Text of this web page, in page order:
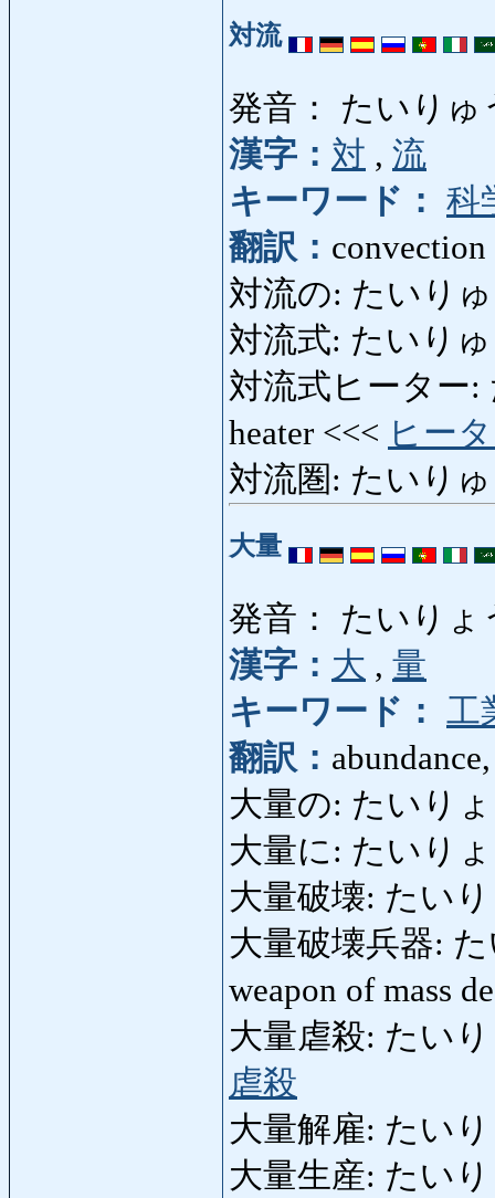
対流
発音： たいりゅ
漢字： 対 , 流
キーワード： 科
翻訳： convection
対流の: たいり
対流式: たいり
対流式ヒーター:
heater <<< ヒー
対流圏: たいり
大量
発音： たいりょ
漢字： 大 , 量
キーワード： 工
翻訳：
大量の: たいりょ
大量に: たいり
大量破壊: たい
大量破壊兵器:
weapon of mass
大量虐殺: たい
虐殺
大量解雇: たい
大量生産: たい